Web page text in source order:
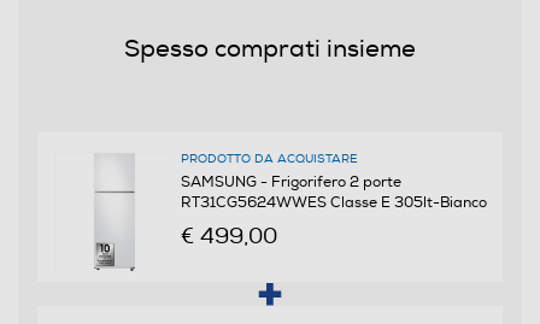
Nuova Classe efficienza energetica
Classe emissione rumore
Spesso comprati insieme
PRODOTTO DA ACQUISTARE
SAMSUNG - Frigorifero 2 porte
RT31CG5624WWES Classe E 305lt-Bianco
€ 499,00